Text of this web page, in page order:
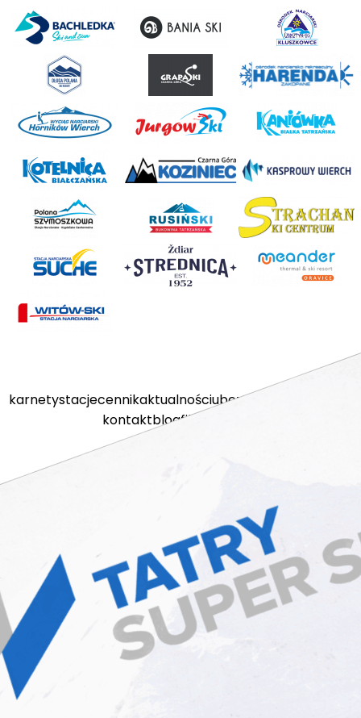
karnetystacjecennikaktualnościubezpieczenia
kontaktblogfilmy